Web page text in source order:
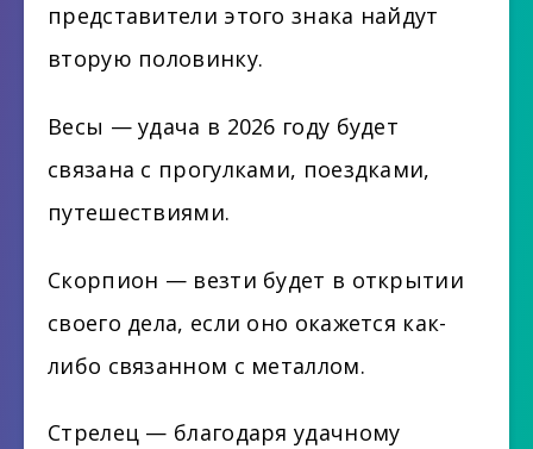
представители этого знака найдут
вторую половинку.
Весы — удача в 2026 году будет
связана с прогулками, поездками,
путешествиями.
Скорпион — везти будет в открытии
своего дела, если оно окажется как-
либо связанном с металлом.
Стрелец — благодаря удачному